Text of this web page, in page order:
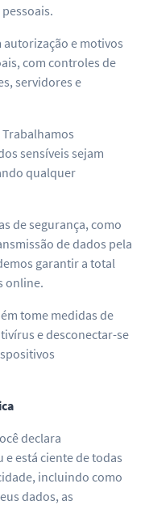
autorização e motivos
com controles de
servidores e
sensíveis sejam
qualquer
de segurança, como
de dados pela
garantir a total
online.
tome medidas de
e desconectar-se
declara
está ciente de todas
incluindo como
dados, as